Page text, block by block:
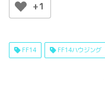
+1
FF14 FF14ハウジング